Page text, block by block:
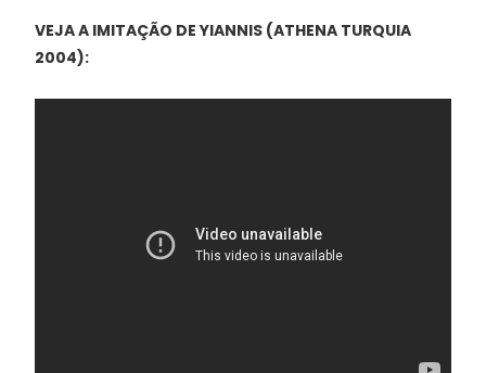
VEJA A IMITAÇÃO DE YIANNIS (ATHENA TURQUIA
2004):